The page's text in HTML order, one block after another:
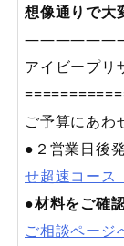
想像通りで大
アイビープ
ご予算にあ
●２営業日後
せ超速コー
●材料をご確
ご相談ページ